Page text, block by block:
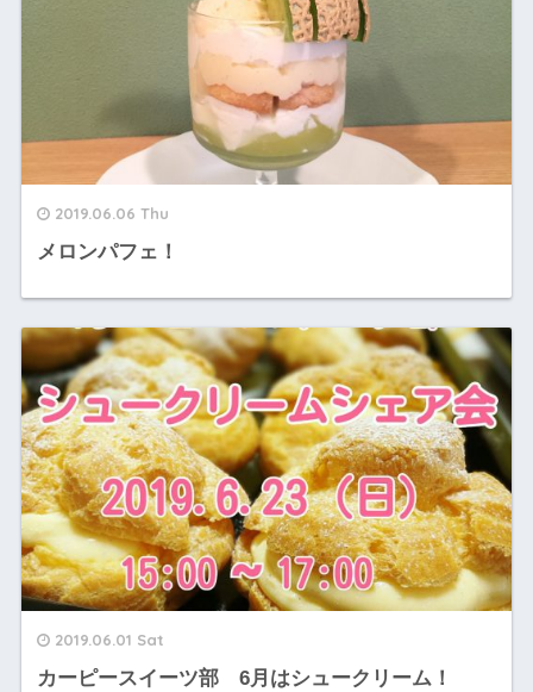
2019.06.06 Thu
メロンパフェ！
2019.06.01 Sat
カーピースイーツ部 6月はシュークリーム！